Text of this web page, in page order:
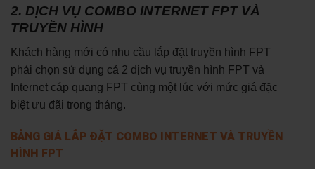
2. DỊCH VỤ COMBO INTERNET FPT VÀ
TRUYỀN HÌNH
Khách hàng mới có nhu cầu lắp đặt truyền hình FPT
phải chọn sử dụng cả 2 dịch vụ truyền hình FPT và
Internet cáp quang FPT cùng một lúc với mức giá đặc
biệt ưu đãi trong tháng.
BẢNG GIÁ LẮP ĐẶT COMBO INTERNET VÀ TRUYỀN
HÌNH FPT